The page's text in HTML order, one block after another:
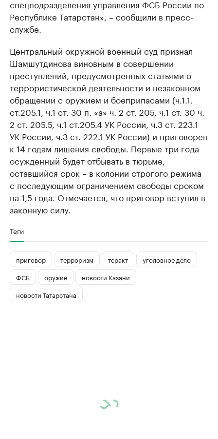
спецподразделения управления ФСБ России по
Республике Татарстан», – сообщили в пресс-
службе.
Центральный окружной военный суд признал
Шамшутдинова виновным в совершении
преступлений, предусмотренных статьями о
террористической деятельности и незаконном
обращении с оружием и боеприпасами (ч.1.1.
ст.205.1, ч.1 ст. 30 п. «а» ч. 2 ст. 205, ч.1 ст. 30 ч.
2 ст. 205.5, ч.1 ст.205.4 УК России, ч.3 ст. 223.1
УК России, ч.3 ст. 222.1 УК России) и приговорен
к 14 годам лишения свободы. Первые три года
осужденный будет отбывать в тюрьме,
оставшийся срок – в колонии строгого режима
с последующим ограничением свободы сроком
на 1,5 года. Отмечается, что приговор вступил в
законную силу.
Теги
приговор терроризм теракт
уголовное дело
ФСБ
оружие
новости Казани
новости Татарстана